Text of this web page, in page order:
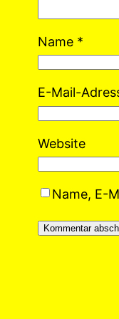
Name *
E-Mail-
Website
Name, E-